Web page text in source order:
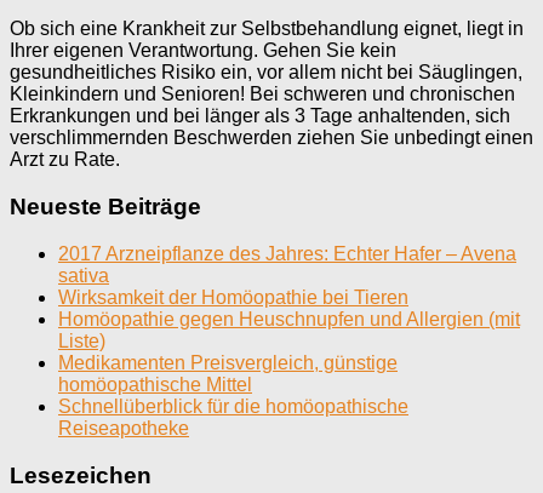
Ob sich eine Krankheit zur Selbstbehandlung eignet, liegt in
Ihrer eigenen Verantwortung. Gehen Sie kein
gesundheitliches Risiko ein, vor allem nicht bei Säuglingen,
Kleinkindern und Senioren! Bei schweren und chronischen
Erkrankungen und bei länger als 3 Tage anhaltenden, sich
verschlimmernden Beschwerden ziehen Sie unbedingt einen
Arzt zu Rate.
Neueste Beiträge
2017 Arzneipflanze des Jahres: Echter Hafer – Avena
sativa
Wirksamkeit der Homöopathie bei Tieren
Homöopathie gegen Heuschnupfen und Allergien (mit
Liste)
Medikamenten Preisvergleich, günstige
homöopathische Mittel
Schnellüberblick für die homöopathische
Reiseapotheke
Lesezeichen